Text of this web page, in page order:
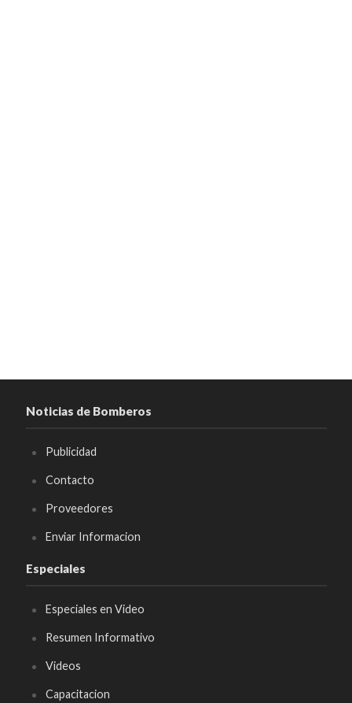
Noticias de Bomberos
Publicidad
Contacto
Proveedores
Enviar Informacion
Especiales
Especiales en Video
Resumen Informativo
Videos
Capacitacion